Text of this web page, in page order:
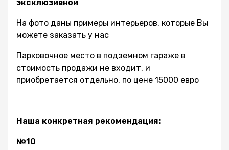
эксклюзивной
На фото даны примеры интерьеров, которые Вы
можете заказать у нас
Парковочное место в подземном гараже в
стоимость продажи не входит, и
приобретается отдельно, по цене 15000 евро
Наша конкретная рекомендация:
№10